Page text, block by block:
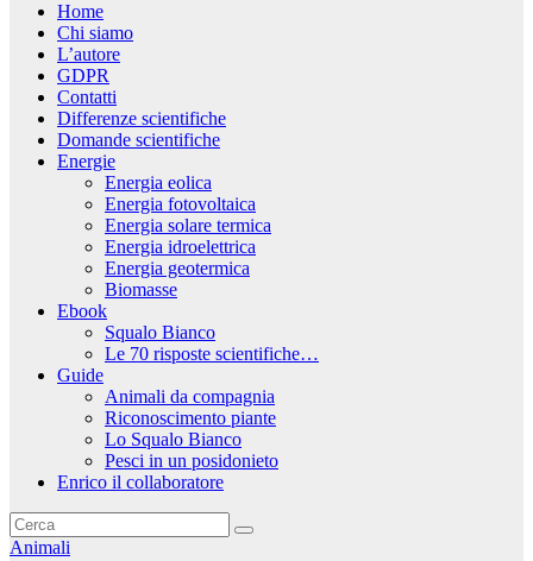
Home
Chi siamo
L’autore
GDPR
Contatti
Differenze scientifiche
Domande scientifiche
Energie
Energia eolica
Energia fotovoltaica
Energia solare termica
Energia idroelettrica
Energia geotermica
Biomasse
Ebook
Squalo Bianco
Le 70 risposte scientifiche…
Guide
Animali da compagnia
Riconoscimento piante
Lo Squalo Bianco
Pesci in un posidonieto
Enrico il collaboratore
Animali